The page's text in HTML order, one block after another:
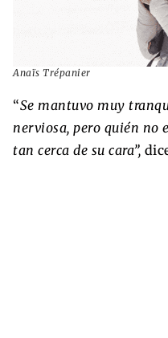
Anaïs Trépanier
“Se mantuvo muy
nerviosa, pero quién no
tan cerca de su cara”,